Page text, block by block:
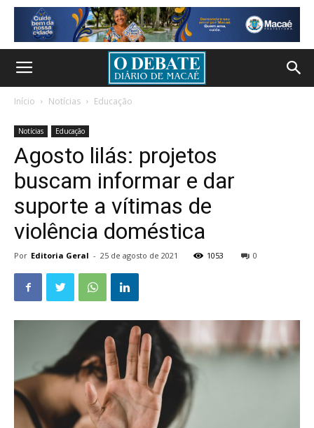
Início Notícias Educação
Notícias Educação
Agosto lilás: projetos
buscam informar e dar
suporte a vítimas de
violência doméstica
Por Editoria Geral - 25 de agosto de 2021 1053 0